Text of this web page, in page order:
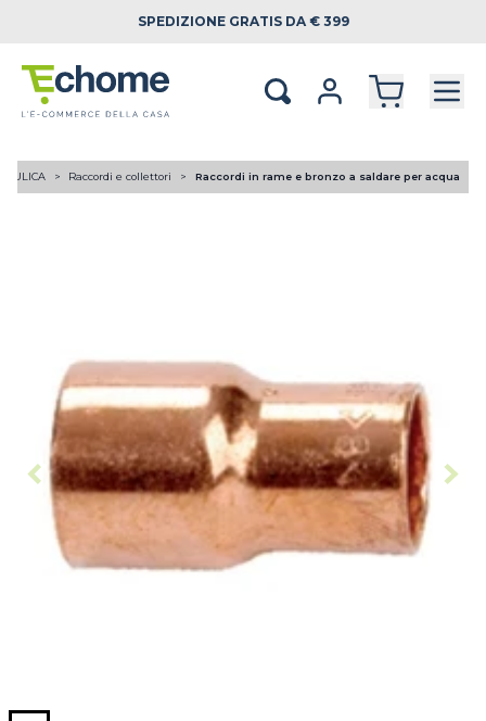
SPEDIZIONE GRATIS DA € 399
Raccordi e collettori Raccordi in rame e bronzo a saldare per acqua